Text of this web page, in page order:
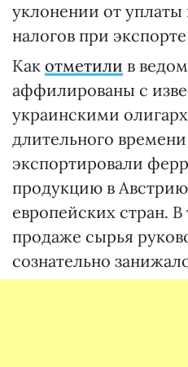
уклонении от уплаты
налогов при
Как отметили в
аффилированы с
украинскими
длительного
экспортировали
продукцию в
европейских стран.
продаже сырья
сознательно